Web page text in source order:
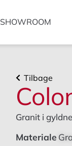
SHOWROOM
Tilbage
Granit i
Materiale